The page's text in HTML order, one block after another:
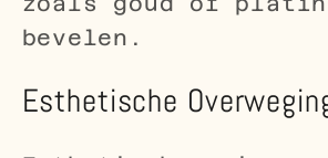
bevelen.
Esthetische